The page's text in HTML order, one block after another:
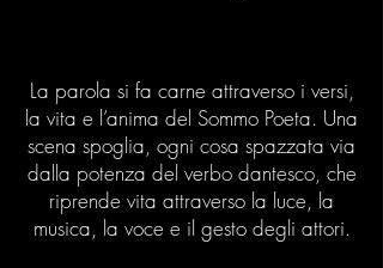
La parola si fa carne attraverso i versi,
la vita e l’anima del Sommo Poeta. Una
scena spoglia, ogni cosa spazzata via
dalla potenza del verbo dantesco, che
riprende vita attraverso la luce, la
musica, la voce e il gesto degli attori.